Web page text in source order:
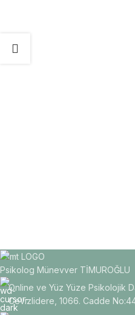
Psikolog Münevver TİMUROĞLU
Online ve Yüz Yüze Psikolojik
Cevizlidere, 1066. Cadde